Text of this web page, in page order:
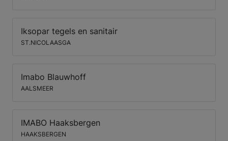
Iksopar tegels en sanitair
ST.NICOLAASGA
Imabo Blauwhoff
AALSMEER
IMABO Haaksbergen
HAAKSBERGEN